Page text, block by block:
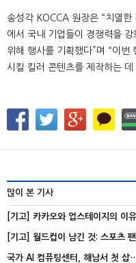
송성각 KOCCA 원장은 “치열
에서 국내 기업들이 경쟁력을
위해 행사를 기획했다”며 “이번
시킬 킬러 콘텐츠를 제작하는 데
많이 본 기사
[기고] 카카오와 업스테이지의 이
[기고] 월드컵이 남긴 것: 스포츠
국가 AI 컴퓨팅센터, 해남서 첫 삽